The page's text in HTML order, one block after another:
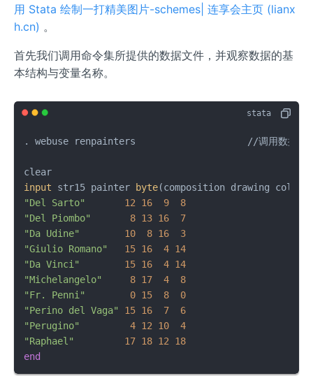
用 Stata 绘制一打精美图片-schemes| 连享会主页 (lianx
h.cn) 。
首先我们调用命令集所提供的数据文件，并观察数据的基
本结构与变量名称。
. webuse renpainters			//调用数据
input str15 painter
byte
"Del Sarto"
12 16 9
8
"Del Piombo"
8 13 16
7
"Da Udine"
10 8 16
3
"Giulio Romano"
15 16 4 14
"Da Vinci"
15 16 4 14
"Michelangelo"
8 17 4
8
"Fr. Penni"
0 15 8
0
"Perino del Vaga"
15 16 7
6
"Perugino"
4 12 10
4
"Raphael"
17 18 12 18
end